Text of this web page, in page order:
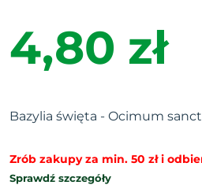
4,80 zł
Bazylia święta - Ocimum
Zrób zakupy za min. 50 zł i
Sprawdź szczegóły